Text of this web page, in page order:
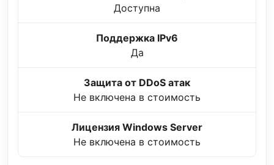
Доступна
Поддержка IPv6
Да
Защита от DDoS атак
Не включена в стоимость
Лицензия Windows Server
Не включена в стоимость